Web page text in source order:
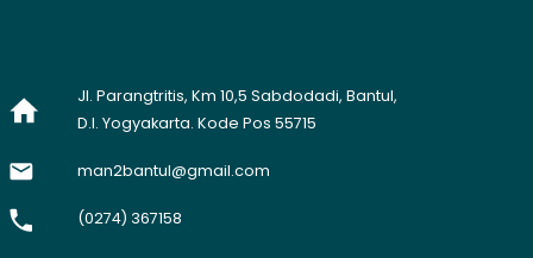
Jl. Parangtritis, Km 10,5 Sabdodadi, Bantul,
D.I. Yogyakarta. Kode Pos 55715
man2bantul@gmail.com
(0274) 367158